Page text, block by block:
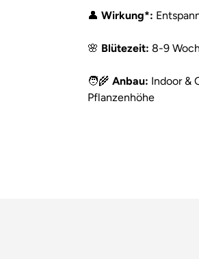
👤 Wirkung*:
🌸 Blütezeit: 8-9
🧑‍🌾 Anbau: Indoor &
Pflanzenhöhe